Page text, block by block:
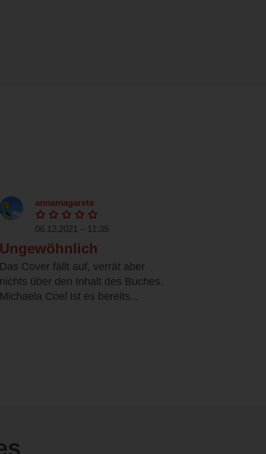
annamagareta
06.12.2021 – 11:35
Ungewöhnlich
Das Cover fällt auf, verrät aber
nichts über den Inhalt des Buches.
Michaela Coel ist es bereits...